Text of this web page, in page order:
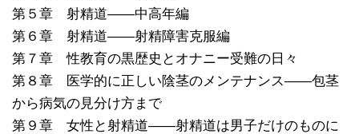
第５章 射精道――中高年編
第６章 射精道――射精障害克服編
第７章 性教育の黒歴史とオナニー受難の日々
第８章 医学的に正しい陰茎のメンテナンス――包茎
から病気の見分け方まで
第９章 女性と射精道――射精道は男子だけのものに